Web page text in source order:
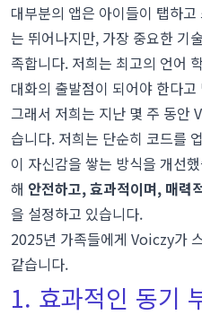
대부분의 앱은 아이들이 탭하
는 뛰어나지만, 가장 중요한 기
족합니다. 저희는 최고의 언어
대화의 출발점이 되어야 한다고
그래서 저희는 지난 몇 주 동안
습니다. 저희는 단순히 코드를
이 자신감을 쌓는 방식을 개선
해 안전하고, 효과적이며, 매력
을 설정하고 있습니다.
2025년 가족들에게 Voiczy가
같습니다.
1. 효과적인 동기